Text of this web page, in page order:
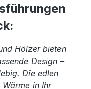
Hölzer bieten
Design –
Die edlen
in Ihr